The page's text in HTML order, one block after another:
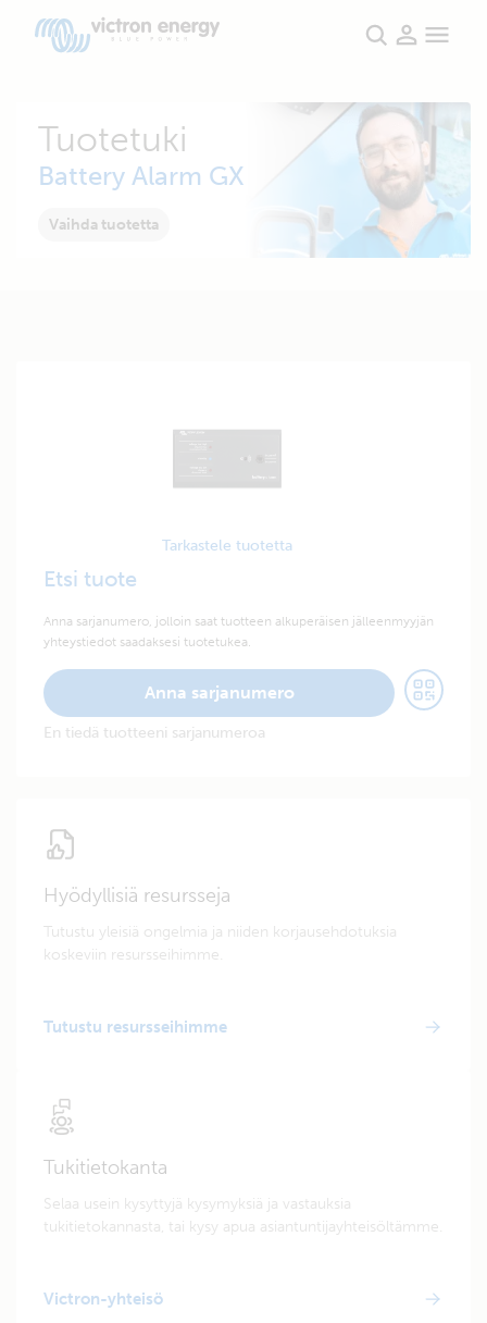
Tuotetuki
Battery Alarm GX
Vaihda tuotetta
Tarkastele tuotetta
Etsi tuote
Anna sarjanumero, jolloin saat tuotteen alkuperäisen jälleenmyyjän
yhteystiedot saadaksesi tuotetukea.
Anna sarjanumero
En tiedä tuotteeni sarjanumeroa
Hyödyllisiä resursseja
Tutustu yleisiä ongelmia ja niiden korjausehdotuksia
koskeviin resursseihimme.
Tutustu resursseihimme
Tukitietokanta
Selaa usein kysyttyjä kysymyksiä ja vastauksia
tukitietokannasta, tai kysy apua asiantuntijayhteisöltämme.
Victron-yhteisö